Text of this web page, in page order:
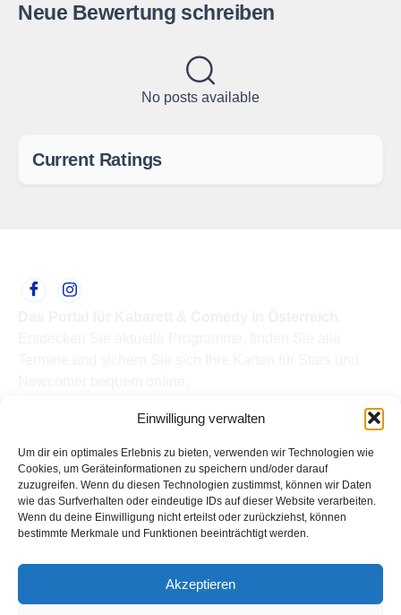
Einwilligung verwalten
Um dir ein optimales Erlebnis zu bieten, verwenden wir Technologien wie
Cookies, um Geräteinformationen zu speichern und/oder darauf
zuzugreifen. Wenn du diesen Technologien zustimmst, können wir Daten
wie das Surfverhalten oder eindeutige IDs auf dieser Website verarbeiten.
Wenn du deine Einwilligung nicht erteilst oder zurückziehst, können
bestimmte Merkmale und Funktionen beeinträchtigt werden.
Akzeptieren
Neue Bewertung schreiben
No posts available
Current Ratings
Termine
Kabarettisten
Spielorte
Top Links
Kabarettisten in Österreich: Aktuelle Stars & Programme
Kontakt